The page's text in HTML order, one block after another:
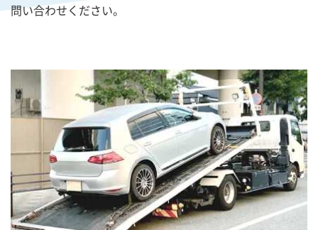
問い合わせください。